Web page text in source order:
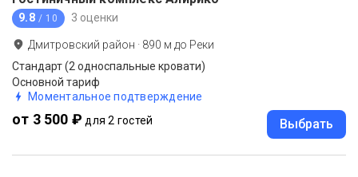
9.8 / 10 3 оценки
Дмитровский район · 890 м до Реки
Стандарт (2 односпальные кровати)
Основной тариф
Моментальное подтверждение
от 3 500 ₽ для 2 гостей Выбрать